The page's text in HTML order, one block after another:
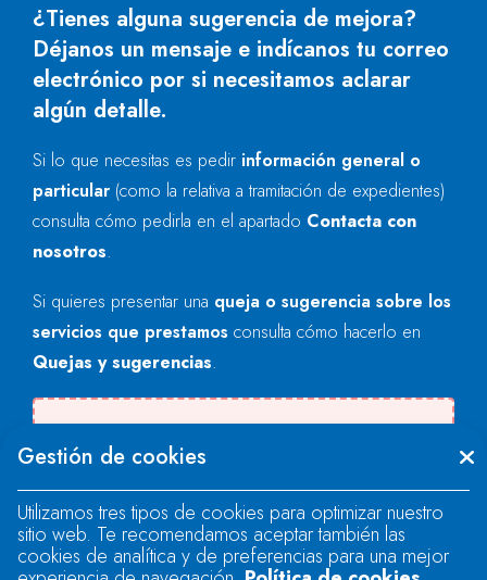
¿Tienes alguna sugerencia de mejora?
Déjanos un mensaje e indícanos tu correo
electrónico por si necesitamos aclarar
algún detalle.
Si lo que necesitas es pedir información general o
particular (como la relativa a tramitación de expedientes)
consulta cómo pedirla en el apartado Contacta con
nosotros.
Si quieres presentar una queja o sugerencia sobre los
servicios que prestamos consulta cómo hacerlo en
Quejas y sugerencias.
"text".
Se produjo un error al cargar el campo
Gestión de cookies
Utilizamos tres tipos de cookies para optimizar nuestro
sitio web. Te recomendamos aceptar también las
cookies de analítica y de preferencias para una mejor